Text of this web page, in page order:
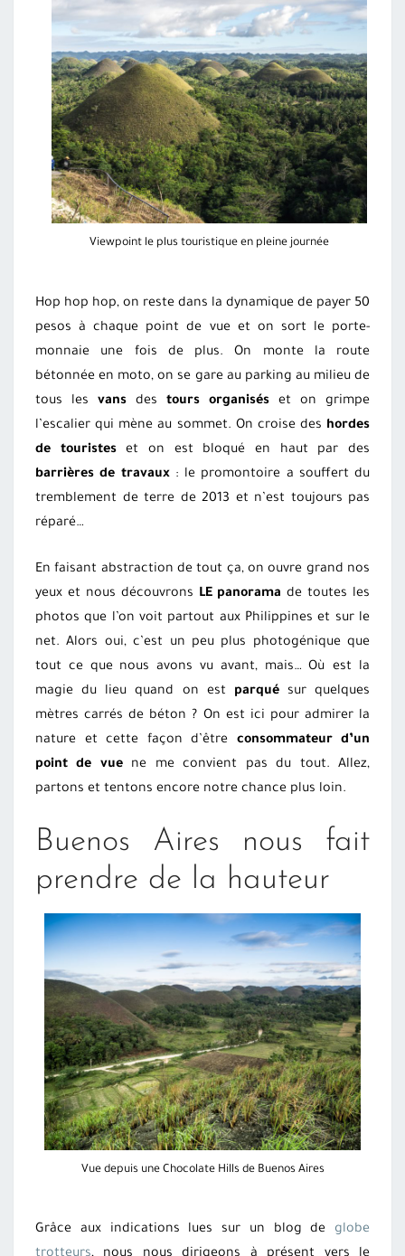
Viewpoint le plus touristique en pleine journée
Hop hop hop, on reste dans la dynamique de payer 50
pesos à chaque point de vue et on sort le porte-
monnaie une fois de plus. On monte la route
bétonnée en moto, on se gare au parking au milieu de
tous les vans des tours organisés et on grimpe
l’escalier qui mène au sommet. On croise des hordes
de touristeset on est bloqué en haut par des
barrières de travaux: le promontoire a souffert du
tremblement de terre de 2013 et n’est toujours pas
réparé…
En faisant abstraction de tout ça, on ouvre grand nos
yeux et nous découvrons LE panorama de toutes les
photos que l’on voit partout aux Philippines et sur le
net. Alors oui, c’est un peu plus photogénique que
tout ce que nous avons vu avant, mais… Où est la
magie du lieu quand on est parquésur quelques
mètres carrés de béton ? On est ici pour admirer la
nature et cette façon d’être consommateur d’un
point de vuene me convient pas du tout. Allez,
partons et tentons encore notre chance plus loin.
Buenos Aires nous fait
prendre de la hauteur
Vue depuis une Chocolate Hills de Buenos Aires
Grâce aux indications lues sur un blog de globe